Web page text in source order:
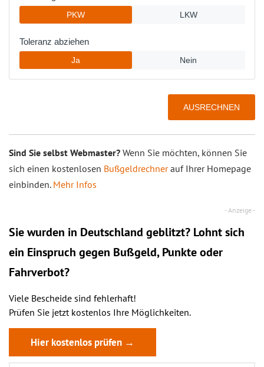
Sind Sie selbst Webmaster? Wenn Sie möchten, können Sie
sich einen kostenlosen Bußgeldrechnerauf Ihrer Homepage
einbinden. Mehr Infos
Sie wurden in Deutschland geblitzt? Lohnt sich
ein Einspruch gegen Bußgeld, Punkte oder
Fahrverbot?
Viele Bescheide sind fehlerhaft!
Prüfen Sie jetzt kostenlos Ihre Möglichkeiten.
Hier kostenlos prüfen →